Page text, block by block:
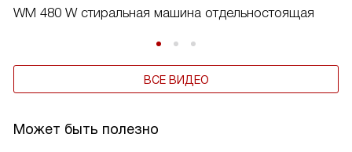
WM 480 W cтиральная машина отдельностоящая
ВСЕ ВИДЕО
Может быть полезно